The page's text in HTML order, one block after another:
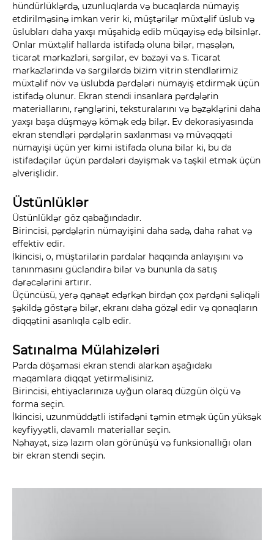
hündürlüklərdə, uzunluqlarda və bucaqlarda nümayiş
etdirilməsinə imkan verir ki, müştərilər müxtəlif üslub və
üslubları daha yaxşı müşahidə edib müqayisə edə bilsinlər.
Onlar müxtəlif hallarda istifadə oluna bilər, məsələn,
ticarət mərkəzləri, sərgilər, ev bəzəyi və s. Ticarət
mərkəzlərində və sərgilərdə bizim vitrin stendlərimiz
müxtəlif növ və üslubda pərdələri nümayiş etdirmək üçün
istifadə olunur. Ekran stendi insanlara pərdələrin
materiallarını, rənglərini, teksturalarını və bəzəklərini daha
yaxşı başa düşməyə kömək edə bilər. Ev dekorasiyasında
ekran stendləri pərdələrin saxlanması və müvəqqəti
nümayişi üçün yer kimi istifadə oluna bilər ki, bu da
istifadəçilər üçün pərdələri dəyişmək və təşkil etmək üçün
əlverişlidir.
Üstünlüklər
Üstünlüklər göz qabağındadır.
Birincisi, pərdələrin nümayişini daha sadə, daha rahat və
effektiv edir.
İkincisi, o, müştərilərin pərdələr haqqında anlayışını və
tanınmasını gücləndirə bilər və bununla da satış
dərəcələrini artırır.
Üçüncüsü, yerə qənaət edərkən birdən çox pərdəni səliqəli
şəkildə göstərə bilər, ekranı daha gözəl edir və qonaqların
diqqətini asanlıqla cəlb edir.
Satınalma Mülahizələri
Pərdə döşəməsi ekran stendi alarkən aşağıdakı
məqamlara diqqət yetirməlisiniz.
Birincisi, ehtiyaclarınıza uyğun olaraq düzgün ölçü və
forma seçin.
İkincisi, uzunmüddətli istifadəni təmin etmək üçün yüksək
keyfiyyətli, davamlı materiallar seçin.
Nəhayət, sizə lazım olan görünüşü və funksionallığı olan
bir ekran stendi seçin.